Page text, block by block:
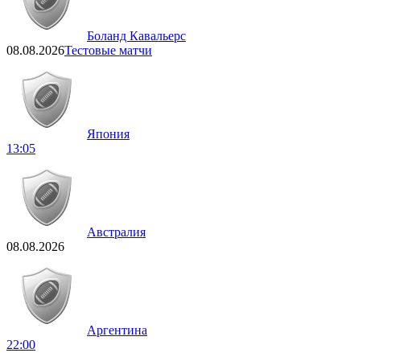
Боланд Кавальерс
08.08.2026Тестовые матчи
Япония
13:05
Австралия
08.08.2026
Аргентина
22:00